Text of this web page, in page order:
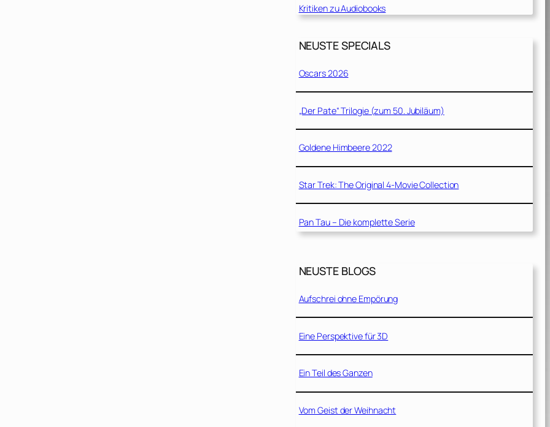
Kritiken zu Audiobooks
NEUSTE SPECIALS
Oscars 2026
„Der Pate“ Trilogie (zum 50. Jubiläum)
Goldene Himbeere 2022
Star Trek: The Original 4-Movie Collection
Pan Tau – Die komplette Serie
NEUSTE BLOGS
Aufschrei ohne Empörung
Eine Perspektive für 3D
Ein Teil des Ganzen
Vom Geist der Weihnacht